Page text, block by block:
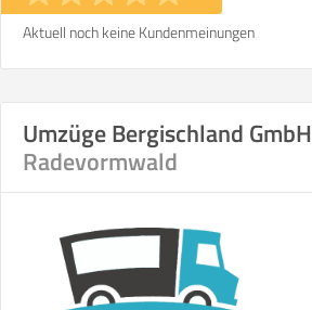
Aktuell noch keine Kundenmeinungen
Umzüge Bergischland GmbH
Radevormwald